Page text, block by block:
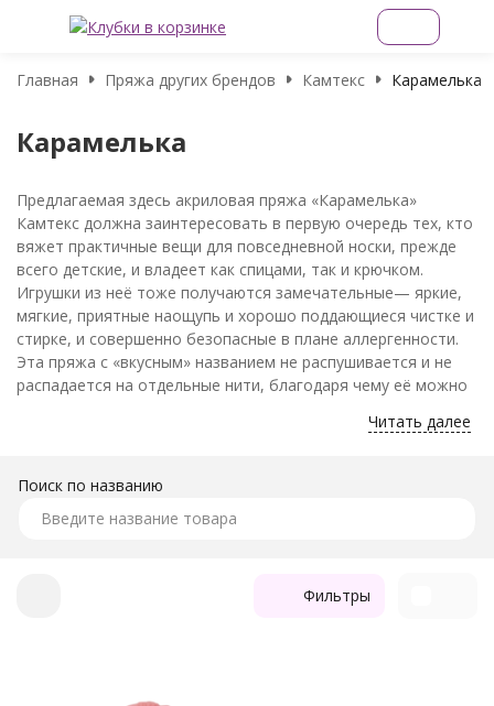
Главная Пряжа других брендов Камтекс Карамелька
Карамелька
Предлагаемая здесь акриловая пряжа «Карамелька»
Камтекс должна заинтересовать в первую очередь тех, кто
вяжет практичные вещи для повседневной носки, прежде
всего детские, и владеет как спицами, так и крючком.
Игрушки из неё тоже получаются замечательные— яркие,
мягкие, приятные наощупь и хорошо поддающиеся чистке и
стирке, и совершенно безопасные в плане аллергенности.
Эта пряжа с «вкусным» названием не распушивается и не
распадается на отдельные нити, благодаря чему её можно
изготовлении пледов, детских спальных мешков, ну и
конечно детской верхней одежды — шапок, курточек,
кофточек. По отзывам на форумах, изделия из этой пряжи
Читать далее
Поиск по названию
Фильтры